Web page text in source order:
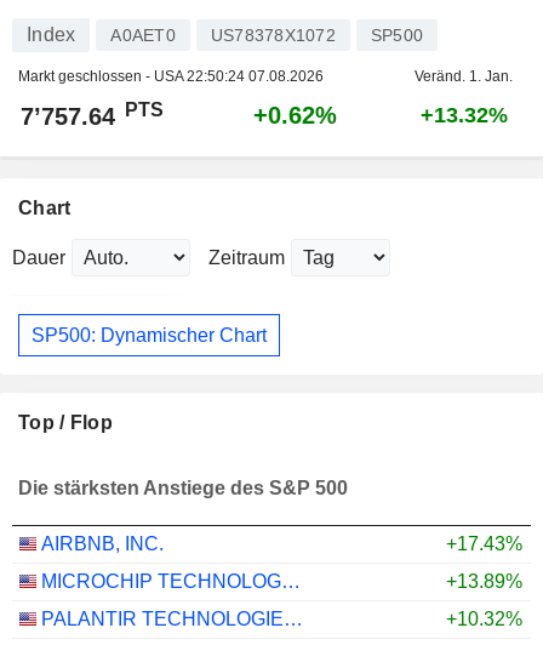
Index A0AET0 US78378X1072 SP500
Markt geschlossen - USA22:50:24 07.08.2026 Veränd. 1. Jan.
7’757.64 PTS +0.62% +13.32%
Chart
Dauer Zeitraum
SP500: Dynamischer Chart
Top / Flop
Die stärksten Anstiege des S&P 500
AIRBNB, INC.
+17.43%
MICROCHIP TECHNOLOGY INCORPORATED
+13.89%
PALANTIR TECHNOLOGIES INC.
+10.32%